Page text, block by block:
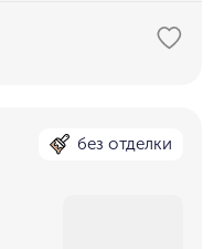
без отделки